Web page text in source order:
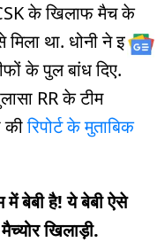
के खिलाफ मैच के
मिला था. धोनी ने इस
के पुल बांध दिए.
RR के टीम
कीरिपोर्ट के मुताबिक
में बेबी है! ये बेबी ऐसे
खिलाड़ी.